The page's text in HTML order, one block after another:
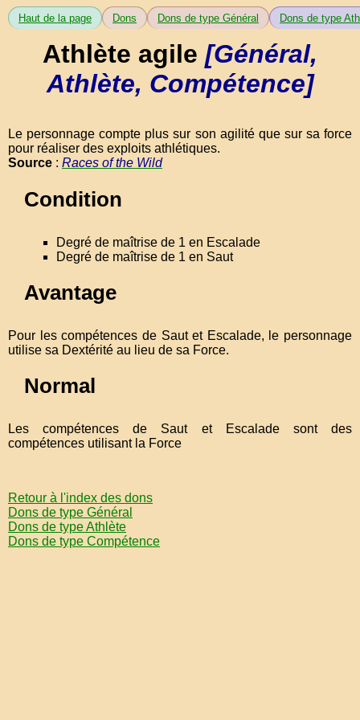
Haut de la page Dons Dons de type Général Dons de type
Athlète agile [Général,
Athlète, Compétence]
Le personnage compte plus sur son agilité que sur sa force
pour réaliser des exploits athlétiques.
Source : Races of the Wild
Condition
Degré de maîtrise de 1 en Escalade
Degré de maîtrise de 1 en Saut
Avantage
Pour les compétences de Saut et Escalade, le personnage
utilise sa Dextérité au lieu de sa Force.
Normal
Les compétences de Saut et Escalade sont des
compétences utilisant la Force
Retour à l'index des dons
Dons de type Général
Dons de type Athlète
Dons de type Compétence